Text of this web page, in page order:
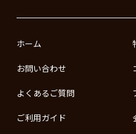
ホーム
お問い合わせ
よくあるご質問
ご利用ガイド